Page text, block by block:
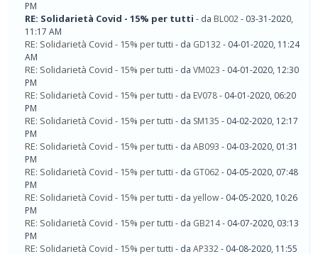
PM
RE: Solidarietà Covid - 15% per tutti - da BL002- 03-31-2020,
11:17 AM
RE: Solidarietà Covid - 15% per tutti - da GD132- 04-01-2020, 11:24
AM
RE: Solidarietà Covid - 15% per tutti - da VM023 - 04-01-2020, 12:30
PM
RE: Solidarietà Covid - 15% per tutti - da EV078- 04-01-2020, 06:20
PM
RE: Solidarietà Covid - 15% per tutti - da SM135 - 04-02-2020, 12:17
PM
RE: Solidarietà Covid - 15% per tutti - da AB093 - 04-03-2020, 01:31
PM
RE: Solidarietà Covid - 15% per tutti - da GT062- 04-05-2020, 07:48
PM
RE: Solidarietà Covid - 15% per tutti - da yellow- 04-05-2020, 10:26
PM
RE: Solidarietà Covid - 15% per tutti - da GB214- 04-07-2020, 03:13
PM
RE: Solidarietà Covid - 15% per tutti - da AP332- 04-08-2020, 11:55